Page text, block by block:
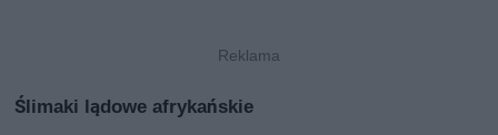
Ślimaki lądowe afrykańskie